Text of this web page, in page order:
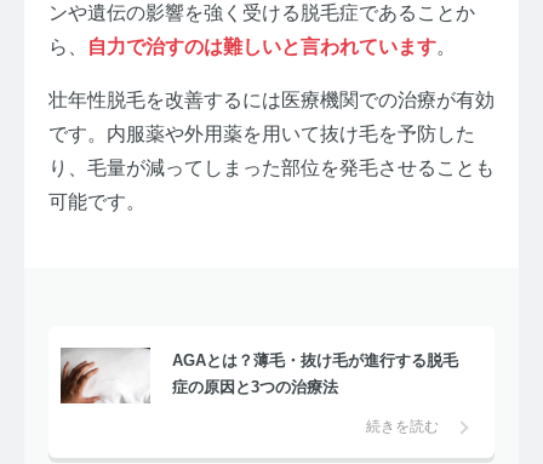
ンや遺伝の影響を強く受ける脱毛症であることか
ら、
自力で治すのは難しいと言われています。
壮年性脱毛を改善するには医療機関での治療が有効
です。内服薬や外用薬を用いて抜け毛を予防した
り、毛量が減ってしまった部位を発毛させることも
可能です。
AGAとは？薄毛・抜け毛が進行する脱毛
症の原因と3つの治療法
続きを読む